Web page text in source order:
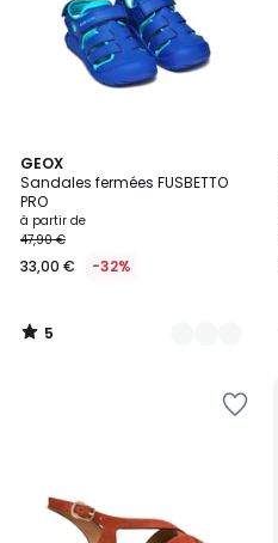
GEOX
Sandales fermées FUSBETTO
PRO
à partir de
47,90 €
33,00 € -32%
5
/
5
5
Couleurs
5
/